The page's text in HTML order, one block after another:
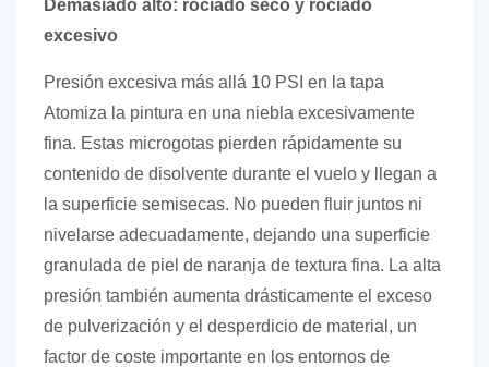
Demasiado alto: rociado seco y rociado
excesivo
Presión excesiva más allá 10 PSI en la tapa
Atomiza la pintura en una niebla excesivamente
fina. Estas microgotas pierden rápidamente su
contenido de disolvente durante el vuelo y llegan a
la superficie semisecas. No pueden fluir juntos ni
nivelarse adecuadamente, dejando una superficie
granulada de piel de naranja de textura fina. La alta
presión también aumenta drásticamente el exceso
de pulverización y el desperdicio de material, un
factor de coste importante en los entornos de